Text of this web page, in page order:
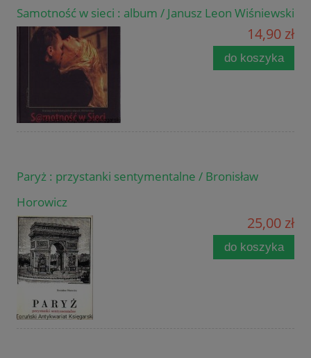
Samotność w sieci : album / Janusz Leon Wiśniewski
14,90 zł
do koszyka
Paryż : przystanki sentymentalne / Bronisław
Horowicz
25,00 zł
do koszyka